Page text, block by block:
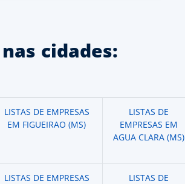
cidades:
LISTAS DE EMPRESAS
EM FIGUEIRAO (MS)
LISTAS DE
EMPRESAS EM
AGUA CLARA (MS)
LISTAS DE EMPRESAS
LISTAS DE